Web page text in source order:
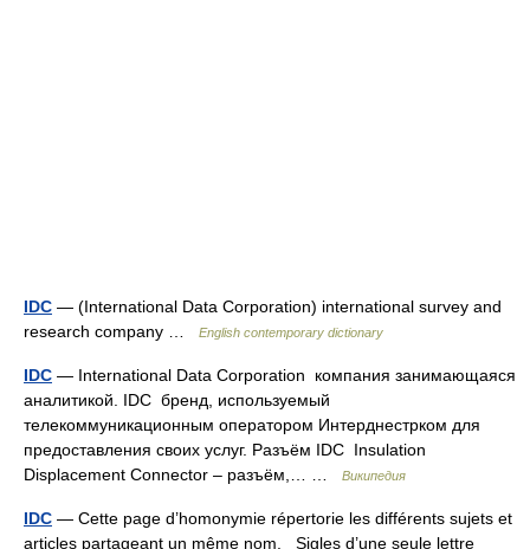
IDC — (International Data Corporation) international survey and
research company …
English contemporary dictionary
IDC — International Data Corporation компания занимающаяся
аналитикой. IDC бренд, используемый
телекоммуникационным оператором Интерднестрком для
предоставления своих услуг. Разъём IDC Insulation
Displacement Connector – разъём,… …
Википедия
IDC — Cette page d’homonymie répertorie les différents sujets et
articles partageant un même nom. Sigles d’une seule lettre